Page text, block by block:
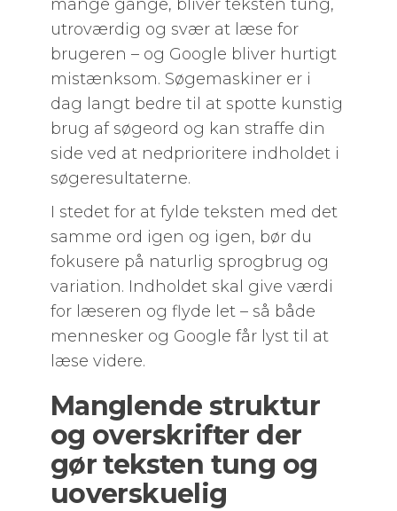
mange gange, bliver teksten tung,
utroværdig og svær at læse for
brugeren – og Google bliver hurtigt
mistænksom. Søgemaskiner er i
dag langt bedre til at spotte kunstig
brug af søgeord og kan straffe din
side ved at nedprioritere indholdet i
søgeresultaterne.
I stedet for at fylde teksten med det
samme ord igen og igen, bør du
fokusere på naturlig sprogbrug og
variation. Indholdet skal give værdi
for læseren og flyde let – så både
mennesker og Google får lyst til at
læse videre.
Manglende struktur
og overskrifter der
gør teksten tung og
uoverskuelig